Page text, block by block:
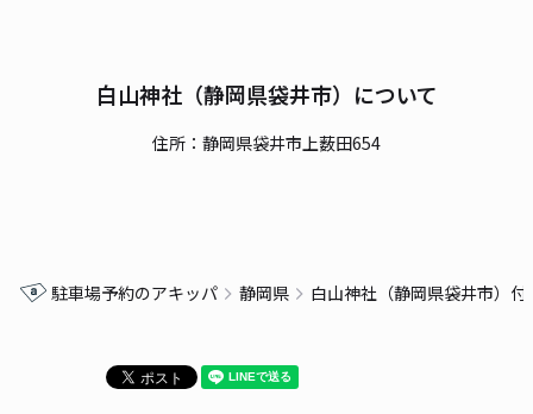
白山神社（静岡県袋井市）について
住所：静岡県袋井市上薮田654
駐車場予約のアキッパ 静岡県 白山神社（静岡県袋井市）